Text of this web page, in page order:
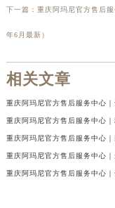
下一篇： 重庆阿玛尼官方售后
年6月最新）
相关文章